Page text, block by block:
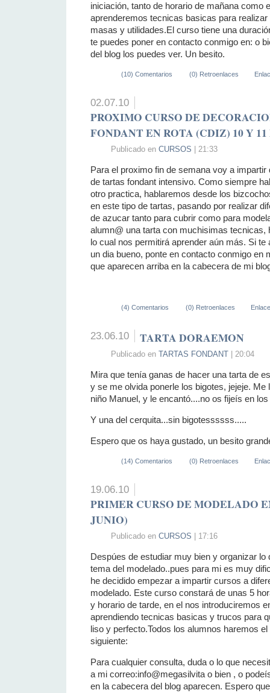
iniciación, tanto de horario de mañana como
aprenderemos tecnicas basicas para
masas y utilidades.El curso tiene una
te puedes poner en contacto conmigo en: o
del blog los puedes ver. Un besito.
(10) Comentarios (0) Retroenlaces
02.07.10
PROXIMO CURSO DE
FONDANT EN ROTA (CDIZ) 10 Y
Publicado en CURSOS | 21:33
Para el proximo fin de semana voy a
de tartas fondant intensivo. Como siempre
otro practica, hablaremos desde los
en este tipo de tartas, pasando por realizar
de azucar tanto para cubrir como para
alumn@ una tarta con muchisimas tecnicas,
lo cual nos permitirá aprender aún más. Si
un dia bueno, ponte en contacto conmigo en
que aparecen arriba en la cabecera de mi
(4) Comentarios (0) Retroenlaces Enlace
23.06.10 TARTA DORAEMON
Publicado en TARTAS FONDANT| 20:04
Mira que tenía ganas de hacer una tarta de
y se me olvida ponerle los bigotes, jejeje. Me
niño Manuel, y le encantó....no os fijeís en
Y una del cerquita...sin bigotessssss.....
Espero que os haya gustado, un besito
(14) Comentarios (0) Retroenlaces
19.06.10
PRIMER CURSO DE MODELADO
JUNIO)
Publicado en CURSOS | 17:16
Despúes de estudiar muy bien y organizar
tema del modelado..pues para mi es muy
he decidido empezar a impartir cursos a
modelado. Este curso constará de unas 5
y horario de tarde, en el nos introduciremos
aprendiendo tecnicas basicas y trucos para
liso y perfecto.Todos los alumnos haremos
siguiente:
Para cualquier consulta, duda o lo que
a mi correo:info@megasilvita o bien , o
en la cabecera del blog aparecen. Espero